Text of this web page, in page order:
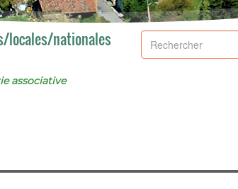
locales/nationales
associative